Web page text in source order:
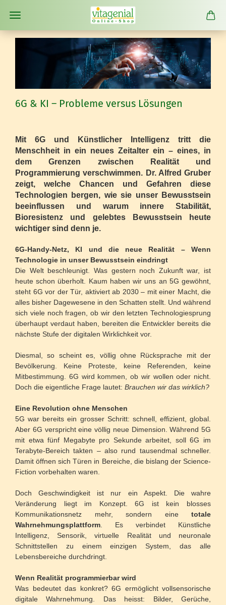
6G & KI – Probleme versus Lösungen
Mit 6G und Künstlicher Intelligenz tritt die
Menschheit in ein neues Zeitalter ein – eines, in
dem Grenzen zwischen Realität und
Programmierung verschwimmen. Dr. Alfred Gruber
zeigt, welche Chancen und Gefahren diese
Technologien bergen, wie sie unser Bewusstsein
beeinflussen und warum innere Stabilität,
Bioresistenz und gelebtes Bewusstsein heute
wichtiger sind denn je.
6G-Handy-Netz, KI und die neue Realität – Wenn
Technologie in unser Bewusstsein eindringt
Die Welt beschleunigt. Was gestern noch Zukunft war, ist
heute schon überholt. Kaum haben wir uns an 5G gewöhnt,
steht 6G vor der Tür, aktiviert ab 2030 – mit einer Macht, die
alles bisher Dagewesene in den Schatten stellt. Und während
sich viele noch fragen, ob wir den letzten Technologiesprung
überhaupt verdaut haben, bereiten die Entwickler bereits die
nächste Stufe der digitalen Wirklichkeit vor.
Diesmal, so scheint es, völlig ohne Rücksprache mit der
Bevölkerung. Keine Proteste, keine Referenden, keine
Mitbestimmung. 6G wird kommen, ob wir wollen oder nicht.
Doch die eigentliche Frage lautet: Brauchen wir das wirklich?
Eine Revolution ohne Menschen
5G war bereits ein grosser Schritt: schnell, effizient, global.
Aber 6G verspricht eine völlig neue Dimension. Während 5G
mit etwa fünf Megabyte pro Sekunde arbeitet, soll 6G im
Terabyte-Bereich takten – also rund tausendmal schneller.
Damit öffnen sich Türen in Bereiche, die bislang der Science-
Fiction vorbehalten waren.
Doch Geschwindigkeit ist nur ein Aspekt. Die wahre
Veränderung liegt im Konzept. 6G ist kein blosses
Kommunikationsnetz mehr, sondern eine totale
Wahrnehmungsplattform . Es verbindet Künstliche
Intelligenz, Sensorik, virtuelle Realität und neuronale
Schnittstellen zu einem einzigen System, das alle
Lebensbereiche durchdringt.
Wenn Realität programmierbar wird
Was bedeutet das konkret? 6G ermöglicht vollsensorische
digitale Wahrnehmung. Das heisst: Bilder, Gerüche,